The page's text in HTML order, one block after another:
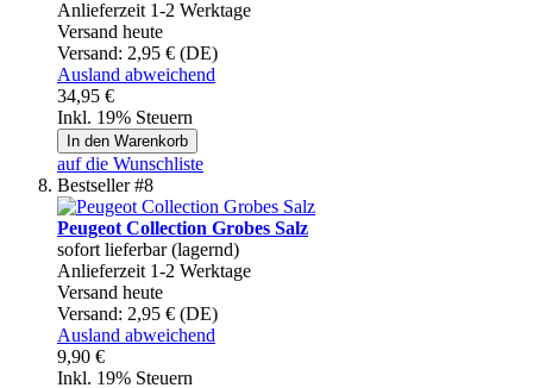
Anlieferzeit 1-2 Werktage
Versand heute
Versand: 2,95 € (DE)
Ausland abweichend
34,95 €
Inkl. 19% Steuern
In den Warenkorb
auf die Wunschliste
Bestseller #8
Peugeot Collection Grobes Salz
sofort lieferbar (lagernd)
Anlieferzeit 1-2 Werktage
Versand heute
Versand: 2,95 € (DE)
Ausland abweichend
9,90 €
Inkl. 19% Steuern